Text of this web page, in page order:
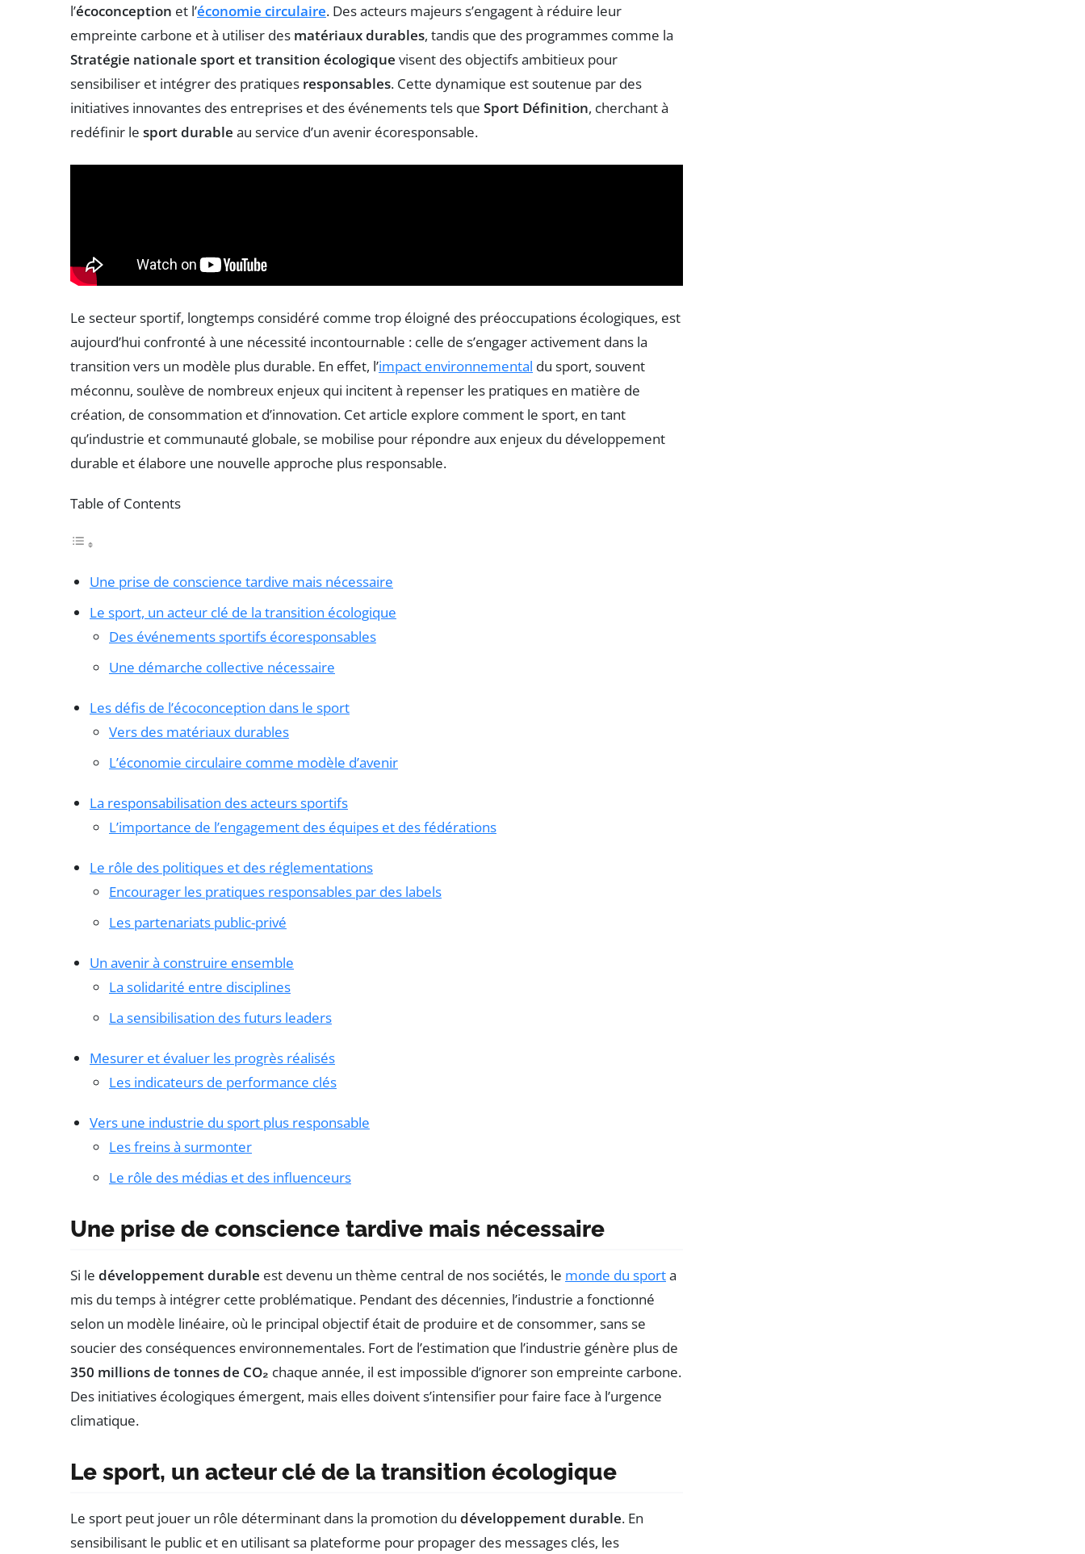
l’écoconception et l’économie circulaire. Des acteurs majeurs s’engagent à réduire leur
empreinte carbone et à utiliser des matériaux durables, tandis que des programmes comme la
Stratégie nationale sport et transition écologique visent des objectifs ambitieux pour
sensibiliser et intégrer des pratiques responsables. Cette dynamique est soutenue par des
initiatives innovantes des entreprises et des événements tels que Sport Définition, cherchant à
redéfinir le sport durable au service d’un avenir écoresponsable.
Le secteur sportif, longtemps considéré comme trop éloigné des préoccupations écologiques, est
aujourd’hui confronté à une nécessité incontournable : celle de s’engager activement dans la
transition vers un modèle plus durable. En effet, l’impact environnemental du sport, souvent
méconnu, soulève de nombreux enjeux qui incitent à repenser les pratiques en matière de
création, de consommation et d’innovation. Cet article explore comment le sport, en tant
qu’industrie et communauté globale, se mobilise pour répondre aux enjeux du développement
durable et élabore une nouvelle approche plus responsable.
Table of Contents
Une prise de conscience tardive mais nécessaire
Le sport, un acteur clé de la transition écologique
Des événements sportifs écoresponsables
Une démarche collective nécessaire
Les défis de l’écoconception dans le sport
Vers des matériaux durables
L’économie circulaire comme modèle d’avenir
La responsabilisation des acteurs sportifs
L’importance de l’engagement des équipes et des fédérations
Le rôle des politiques et des réglementations
Encourager les pratiques responsables par des labels
Les partenariats public-privé
Un avenir à construire ensemble
La solidarité entre disciplines
La sensibilisation des futurs leaders
Mesurer et évaluer les progrès réalisés
Les indicateurs de performance clés
Vers une industrie du sport plus responsable
Les freins à surmonter
Le rôle des médias et des influenceurs
Une prise de conscience tardive mais nécessaire
Si le développement durable est devenu un thème central de nos sociétés, le monde du sporta
mis du temps à intégrer cette problématique. Pendant des décennies, l’industrie a fonctionné
selon un modèle linéaire, où le principal objectif était de produire et de consommer, sans se
soucier des conséquences environnementales. Fort de l’estimation que l’industrie génère plus de
350 millions de tonnes de CO₂ chaque année, il est impossible d’ignorer son empreinte carbone.
Des initiatives écologiques émergent, mais elles doivent s’intensifier pour faire face à l’urgence
climatique.
Le sport, un acteur clé de la transition écologique
Le sport peut jouer un rôle déterminant dans la promotion du développement durable. En
sensibilisant le public et en utilisant sa plateforme pour propager des messages clés, les